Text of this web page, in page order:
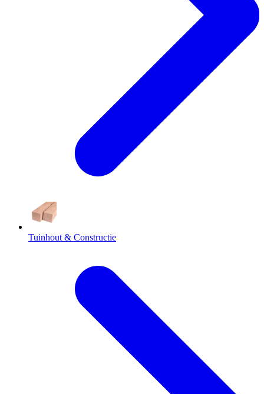
Tuinhout & Constructie